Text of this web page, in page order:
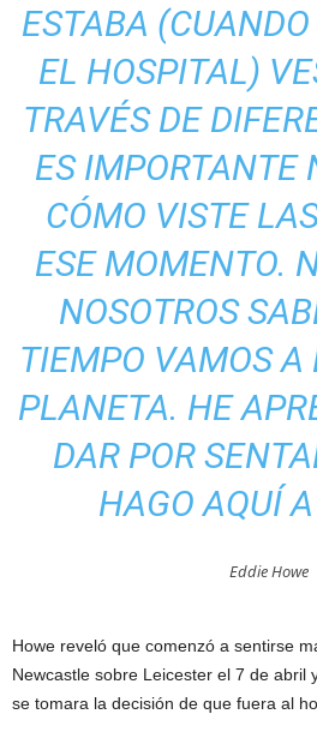
ESTABA
EL HOSPITAL)
TRAVÉS DE
ES IMPORTANTE
CÓMO VISTE
ESE MOMENTO.
NOSOTROS
TIEMPO VAMOS A
PLANETA. HE
DAR POR
HAGO AQUÍ
Eddie Howe
Howe reveló que comenzó a sentirse
Newcastle sobre Leicester el 7 de abril
se tomara la decisión de que fuera al